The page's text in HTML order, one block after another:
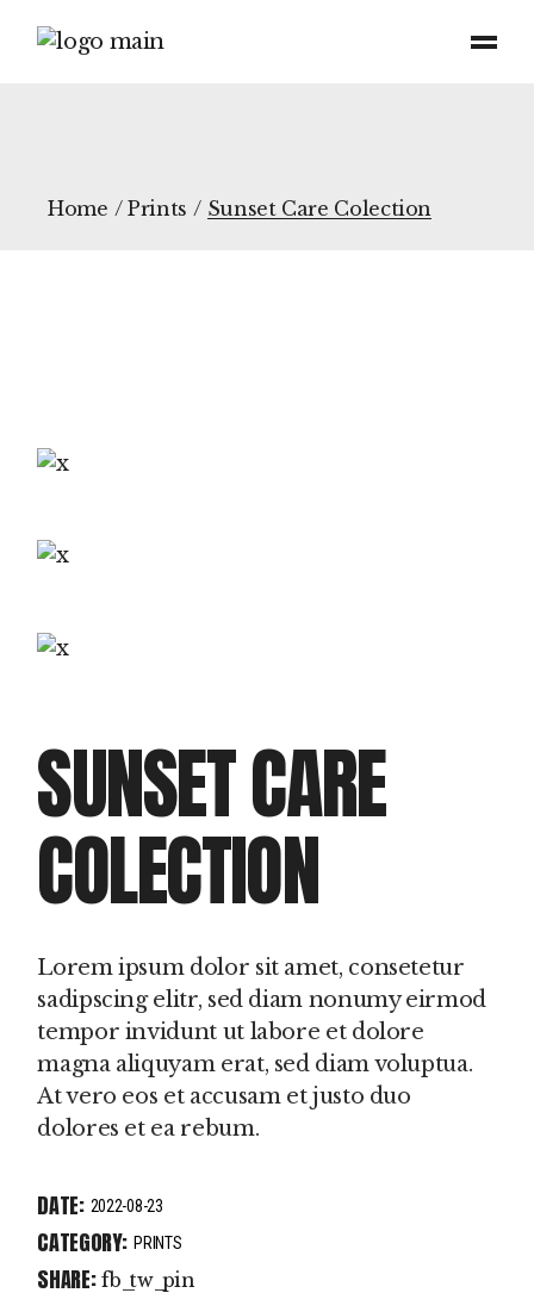
Home Prints Sunset Care Colection
SUNSET CARE
COLECTION
Lorem ipsum dolor sit amet, consetetur
sadipscing elitr, sed diam nonumy eirmod
tempor invidunt ut labore et dolore
magna aliquyam erat, sed diam voluptua.
At vero eos et accusam et justo duo
dolores et ea rebum.
DATE: 2022-08-23
CATEGORY: PRINTS
SHARE: fb tw pin